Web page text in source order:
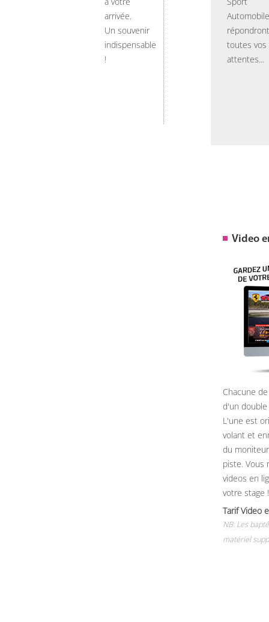
arrivée.
Un souvenir
indispensable
!
Automobile
toutes vos
attentes...
Video
Chacune
d'un
L'une est
volant et
du
piste. Vous
videos en
votre stage !
Tarif Video
NB: Les
matériel